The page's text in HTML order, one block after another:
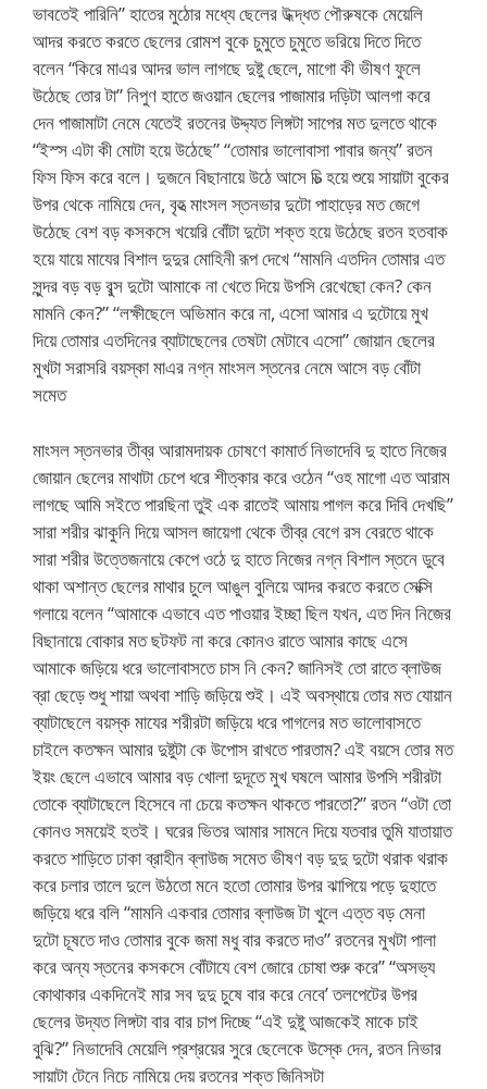
ভাবতেই পারিনি” হাতের মুঠোর মধ্যে ছেলের উধ্দ্ধত পৌরুষকে মেয়েলি
আদর করতে করতে ছেলের রোমশ বুকে চুমুতে চুমুতে ভরিয়ে দিতে দিতে
বলেন “কিরে মাএর আদর ভাল লাগছে দুষ্টু ছেলে, মাগো কী ভীষণ ফুলে
উঠেছে তোর টা” নিপুণ হাতে জওয়ান ছেলের পাজামার দড়িটা আলগা করে
দেন পাজামাটা নেমে যেতেই রতনের উদ্দ্যত লিঙ্গটা সাপের মত দুলতে থাকে
“ইস্স এটা কী মোটা হয়ে উঠেছে” “তোমার ভালোবাসা পাবার জন্য” রতন
ফিস ফিস করে বলে। দুজনে বিছানায়ে উঠে আসে চিত্‍ হয়ে শুয়ে সায়াটা বুকের
উপর থেকে নামিয়ে দেন, বৃহত্‍ মাংসল স্তনভার দুটো পাহাড়ের মত জেগে
উঠেছে বেশ বড় কসকসে খয়েরি বোঁটা দুটো শক্ত হয়ে উঠেছে রতন হতবাক
হয়ে যায়ে মাযের বিশাল দুদুর মোহিনী রূপ দেখে “মামনি এতদিন তোমার এত
সুন্দর বড় বড় বুব্স দুটো আমাকে না খেতে দিয়ে উপসি রেখেছো কেন? কেন
মামনি কেন?” “লক্ষীছেলে অভিমান করে না, এসো আমার এ দুটোয়ে মুখ
দিয়ে তোমার এতদিনের ব্যাটাছেলের তেষটা মেটাবে এসো” জোয়ান ছেলের
মুখটা সরাসরি বয়স্কা মাএর নগ্ন মাংসল স্তনের নেমে আসে বড় বোঁটা
সমেত
মাংসল স্তনভার তীব্র আরামদায়ক চোষণে কামার্ত নিভাদেবি দু হাতে নিজের
জোয়ান ছেলের মাথাটা চেপে ধরে শীত্কার করে ওঠেন “ওহ মাগো এত আরাম
লাগছে আমি সইতে পারছিনা তুই এক রাতেই আমায় পাগল করে দিবি দেখছি”
সারা শরীর ঝাকুনি দিয়ে আসল জায়েগা থেকে তীব্র বেগে রস বেরতে থাকে
সারা শরীর উত্তেজনায়ে কেপে ওঠে দু হাতে নিজের নগ্ন বিশাল স্তনে ডুবে
থাকা অশান্ত ছেলের মাথার চুলে আঙুল বুলিয়ে আদর করতে করতে সেক্সি
গলায়ে বলেন “আমাকে এভাবে এত পাওয়ার ইচ্ছা ছিল যখন, এত দিন নিজের
বিছানায়ে বোকার মত ছটফট না করে কোনও রাতে আমার কাছে এসে
আমাকে জড়িয়ে ধরে ভালোবাসতে চাস নি কেন? জানিসই তো রাতে ব্লাউজ
ব্রা ছেড়ে শুধু শায়া অথবা শাড়ি জড়িয়ে শুই। এই অবস্থায়ে তোর মত যোয়ান
ব্যাটাছেলে বয়স্ক মাযের শরীরটা জড়িয়ে ধরে পাগলের মত ভালোবাসতে
চাইলে কতক্ষন আমার দুষ্টুটা কে উপোস রাখতে পারতাম? এই বয়সে তোর মত
ইয়ং ছেলে এভাবে আমার বড় খোলা দুদূতে মুখ ঘষলে আমার উপসি শরীরটা
তোকে ব্যাটাছেলে হিসেবে না চেয়ে কতক্ষন থাকতে পারতো?” রতন “ওটা তো
কোনও সময়েই হতই। ঘরের ভিতর আমার সামনে দিয়ে যতবার তুমি যাতায়াত
করতে শাড়িতে ঢাকা ব্রাহীন ব্লাউজ সমেত ভীষণ বড় দুদু দুটো থরাক থরাক
করে চলার তালে দুলে উঠতো মনে হতো তোমার উপর ঝাপিয়ে পড়ে দুহাতে
জড়িয়ে ধরে বলি “মামনি একবার তোমার ব্লাউজ টা খুলে এত্ত বড় মেনা
দুটো চূষতে দাও তোমার বুকে জমা মধু বার করতে দাও” রতনের মুখটা পালা
করে অন্য স্তনের কসকসে বোঁটাযে বেশ জোরে চোষা শুরু করে” “অসভ্য
কোথাকার একদিনেই মার সব দুদু চুষে বার করে নেবে’ তলপেটের উপর
ছেলের উদ্যত লিঙ্গটা বার বার চাপ দিচ্ছে “এই দুষ্টু আজকেই মাকে চাই
বুঝি?” নিভাদেবি মেয়েলি প্রশ্রয়ের সুরে ছেলেকে উস্কে দেন, রতন নিভার
সায়াটা টেনে নিচে নামিয়ে দেয় রতনের শক্ত জিনিসটা